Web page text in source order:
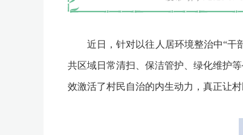
近日，针对以往人居环境整治中“干部
共区域日常清扫、保洁管护、绿化维护
效激活了村民自治的内生动力，真正让村